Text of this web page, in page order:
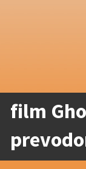
film